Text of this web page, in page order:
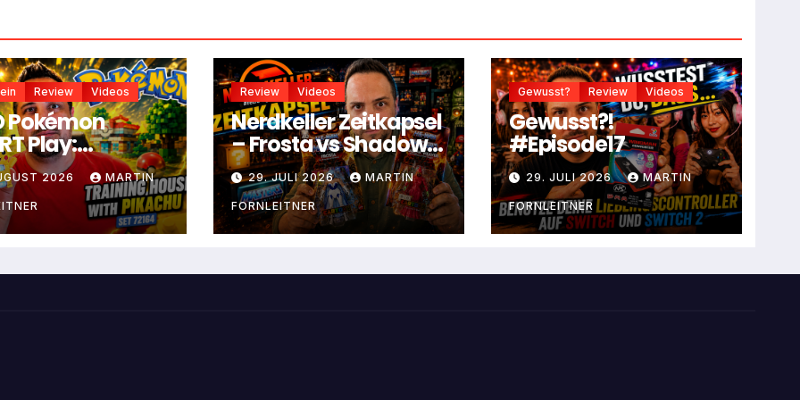
Review Videos
Pokémon
Play:
mit
2026 MARTIN
Review Videos
Nerdkeller Zeitkapsel
– Frosta vs Shadow
Weaver
29. JULI 2026 MARTIN
FORNLEITNER
Gewusst? Review Videos
Gewusst?!
#Episode17
29. JULI 2026 MARTIN
FORNLEITNER